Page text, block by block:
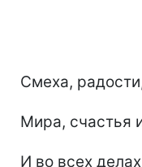
Смеха,
Мира, счастья
И во всех